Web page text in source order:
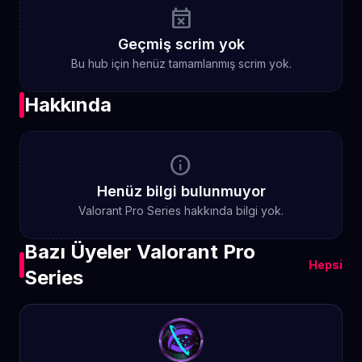
event_busy
Geçmiş scrim yok
Bu hub için henüz tamamlanmış scrim yok.
Hakkında
info
Henüz bilgi bulunmuyor
Valorant Pro Series hakkında bilgi yok.
Bazı Üyeler Valorant Pro
Series
Hepsi